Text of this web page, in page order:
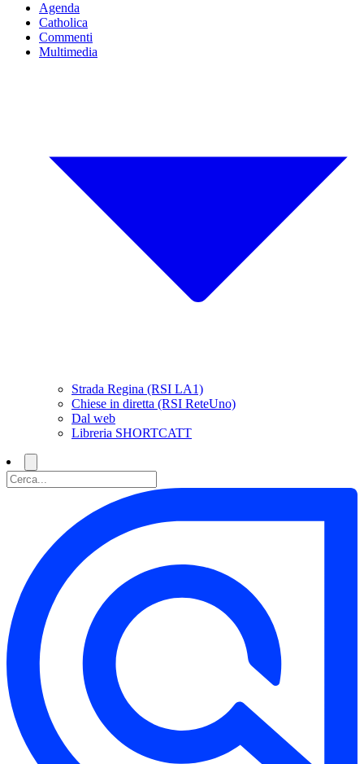
Agenda
Catholica
Commenti
Multimedia
Strada Regina (RSI LA1)
Chiese in diretta (RSI ReteUno)
Dal web
Libreria SHORTCATT